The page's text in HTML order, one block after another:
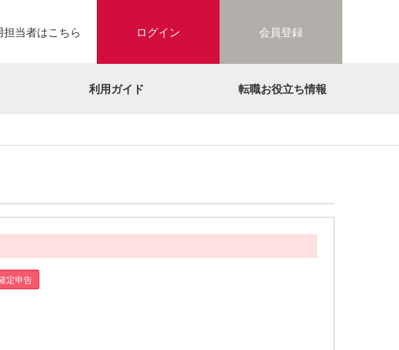
担当者はこちら ログイン 会員登録
利用ガイド 転職お役立ち情報
定申告